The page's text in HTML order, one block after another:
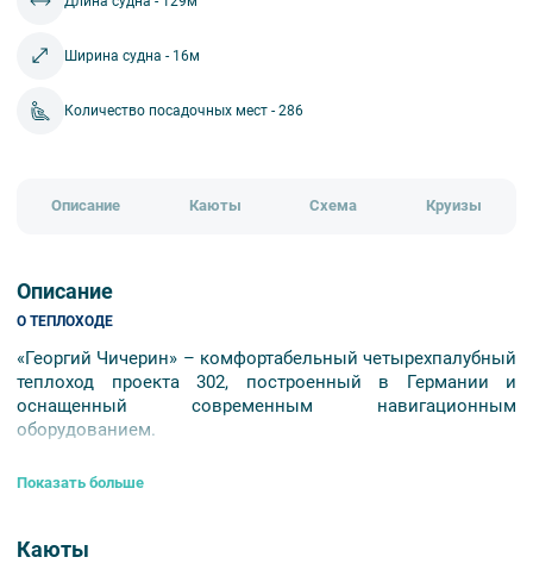
Ширина судна - 16м
Количество посадочных мест - 286
Описание Каюты Схема Круизы
Описание
О ТЕПЛОХОДЕ
«Георгий Чичерин» – комфортабельный четырехпалубный
теплоход проекта 302, построенный в Германии и
оснащенный современным навигационным
оборудованием.
продолжительности, с включенной экскурсионной и
обстановка и теплый прием, чтобы вы могли по-
настоящему отдохнуть за время путешествия.
Показать больше
Каюты